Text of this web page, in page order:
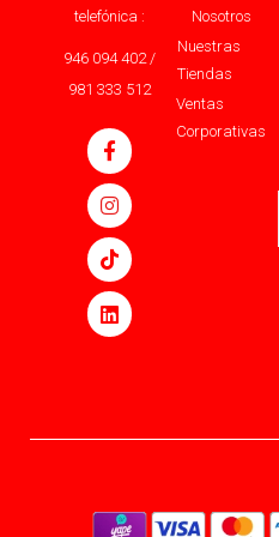
telefónica :
946 094 402 /
981 333 512
Nosotros
Nuestras
Tiendas
Ventas
Corporativas